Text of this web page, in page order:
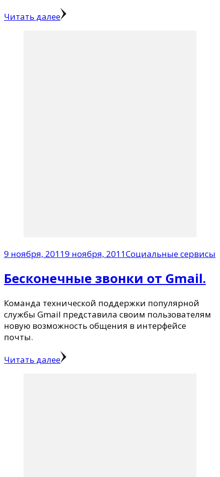
Читать далее
9 ноября, 20119 ноября, 2011Социальные сервисы
Бесконечные звонки от Gmail.
Команда технической поддержки популярной
службы Gmail представила своим пользователям
новую возможность общения в интерфейсе
почты.
Читать далее